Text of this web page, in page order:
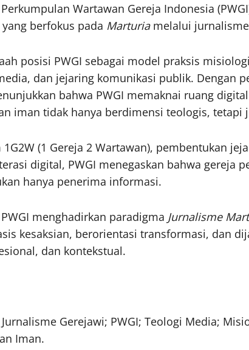
Wartawan Gereja Indonesia
berfokus pada Marturiamelalui
posisi PWGI sebagai model praksis
dan jejaring komunikasi publik. Dengan
bahwa PWGI memaknai ruang
iman tidak hanya berdimensi teologis, tetapi
(1 Gereja 2 Wartawan), pembentukan
digital, PWGI menegaskan bahwa gereja
hanya penerima informasi.
menghadirkan paradigma Jurnalisme
kesaksian, berorientasi transformasi, dan
dan kontekstual.
Gerejawi; PWGI; Teologi Media;
Iman.